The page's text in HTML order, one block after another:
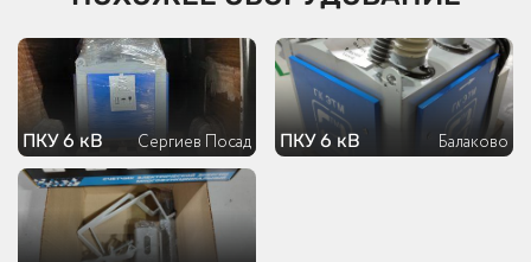
ПКУ 6 кВ Сергиев Посад ПКУ 6 кВ Балаково